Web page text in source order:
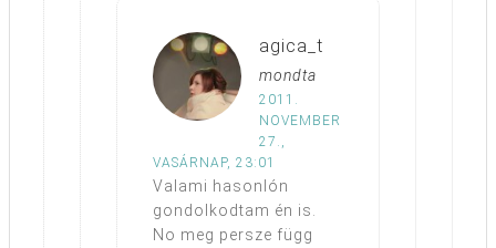
agica_t
mondta
2011.
NOVEMBER
27.,
VASÁRNAP, 23:01
Valami hasonlón
gondolkodtam én is.
No meg persze függ